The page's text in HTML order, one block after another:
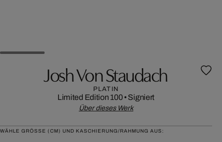
Josh Von Staudach
PLATIN
Limited Edition 100• Signiert
Über dieses Werk
WÄHLE GRÖSSE (CM) UND KASCHIERUNG/RAHMUNG AUS: